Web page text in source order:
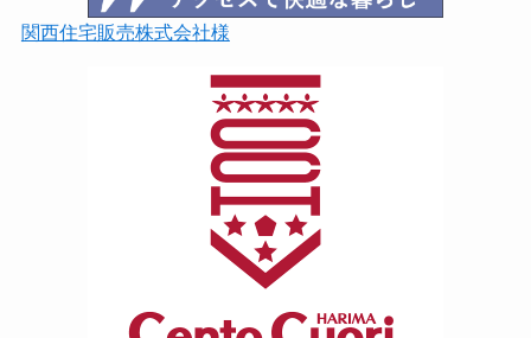
関西住宅販売株式会社様